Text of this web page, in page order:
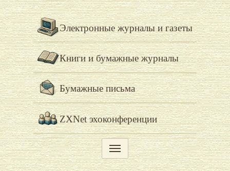
Электронные журналы и газеты
Книги и бумажные журналы
Бумажные письма
ZXNet эхоконференции